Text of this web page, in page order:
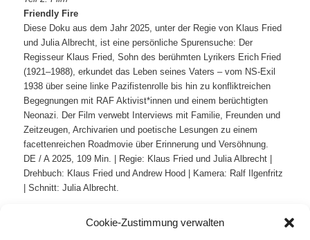
Cookie-Zustimmung verwalten
Friendly Fire
Diese Doku aus dem Jahr 2025, unter der Regie von Klaus Fried
und Julia Albrecht, ist eine persönliche Spurensuche: Der
Regisseur Klaus Fried, Sohn des berühmten Lyrikers Erich Fried
(1921–1988), erkundet das Leben seines Vaters – vom NS-Exil
1938 über seine linke Pazifistenrolle bis hin zu konfliktreichen
Begegnungen mit RAF Aktivist*innen und einem berüchtigten
Neonazi. Der Film verwebt Interviews mit Familie, Freunden und
Zeitzeugen, Archivarien und poetische Lesungen zu einem
facettenreichen Roadmovie über Erinnerung und Versöhnung.
DE / A 2025, 109 Min. | Regie: Klaus Fried und Julia Albrecht |
Drehbuch: Klaus Fried und Andrew Hood | Kamera: Ralf Ilgenfritz
| Schnitt: Julia Albrecht.
»literatur im kino« ist eine Kooperation des
Breitwand Kinos